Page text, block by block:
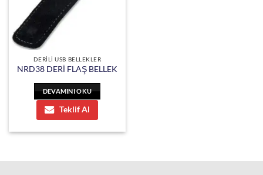
DERİLİ USB BELLEKLER
NRD38 DERİ FLAŞ BELLEK
DEVAMINI OKU
Teklif Al